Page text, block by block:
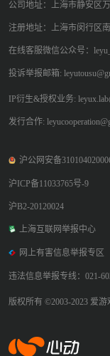
公司地址：上海市静安区
注册地址：上海市闵行区
在线客服微信公众号：
投诉举报邮箱:
IP衍生&授权业务:
发行合作:
沪公网安备
沪ICP备11033765号-9
沪B2-20120024
上海互联网举报中心
网上有害信息举报专区
违法信息举报专线：021-
版权所有 ©2003-2023 爱游
爱游戏app体育